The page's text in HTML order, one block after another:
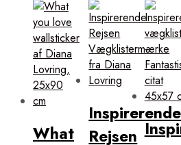
popularitet
What
Inspirerende
Rejsen